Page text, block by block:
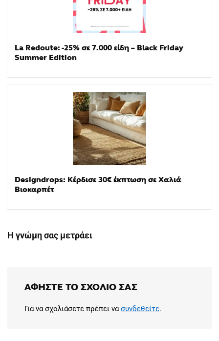
La Redoute: -25% σε 7.000 είδη – Black Friday
Summer Edition
Designdrops: Κέρδισε 30€ έκπτωση σε Χαλιά
Βιοκαρπέτ
Η γνώμη σας μετράει
ΑΦΉΣΤΕ ΤΟ ΣΧΌΛΙΟ ΣΑΣ
Για να σχολιάσετε πρέπει νασυνδεθείτε.